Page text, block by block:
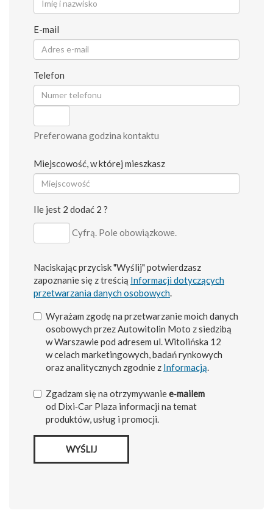
E-mail
Telefon
Preferowana godzina kontaktu
Miejscowość, w której mieszkasz
Ile jest 2 dodać 2 ?
Cyfrą. Pole obowiązkowe.
Naciskając przycisk "Wyślij" potwierdzasz
zapoznanie się z treścią Informacji dotyczących
przetwarzania danych osobowych.
Wyrażam zgodę na przetwarzanie moich danych
osobowych przez Autowitolin Moto z siedzibą
w Warszawie pod adresem ul. Witolińska 12
w celach marketingowych, badań rynkowych
oraz analitycznych zgodnie z Informacją.
Zgadzam się na otrzymywaniee‑mailem
od Dixi‑Car Plaza informacji na temat
produktów, usług i promocji.
WYŚLIJ